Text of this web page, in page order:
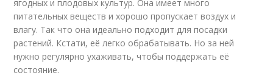
ягодных и плодовых культур. Она имеет много
питательных веществ и хорошо пропускает воздух и
влагу. Так что она идеально подходит для посадки
растений. Кстати, её легко обрабатывать. Но за ней
нужно регулярно ухаживать, чтобы поддержать её
состояние.